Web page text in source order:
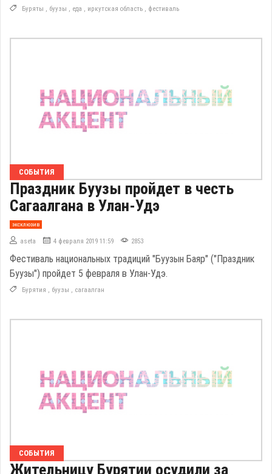
Буряты буузы еда иркутская область фестиваль
СОБЫТИЯ
Праздник Буузы пройдет в честь
Сагаалгана в Улан-Удэ
эксклюзив
aseta 4 февраля 2019 11:59 2853
Фестиваль национальных традиций "Буузын Баяр" ("Праздник
Буузы") пройдет 5 февраля в Улан-Удэ.
Бурятия буузы сагаалган
СОБЫТИЯ
Жительницу Бурятии осудили за